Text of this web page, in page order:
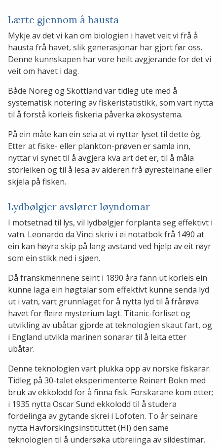
Lærte gjennom å hausta
Mykje av det vi kan om biologien i havet veit vi frå å
hausta frå havet, slik generasjonar har gjort før oss.
Denne kunnskapen har vore heilt avgjerande for det vi
veit om havet i dag.
Både Noreg og Skottland var tidleg ute med å
systematisk notering av fiskeristatistikk, som vart nytta
til å forstå korleis fiskeria påverka økosystema.
På ein måte kan ein seia at vi nyttar lyset til dette òg.
Etter at fiske- eller plankton-prøven er samla inn,
nyttar vi synet til å avgjera kva art det er, til å måla
storleiken og til å lesa av alderen frå øyresteinane eller
skjela på fisken.
Lydbølgjer avslører løyndomar
I motsetnad til lys, vil lydbølgjer forplanta seg effektivt i
vatn. Leonardo da Vinci skriv i ei notatbok frå 1490 at
ein kan høyra skip på lang avstand ved hjelp av eit røyr
som ein stikk ned i sjøen.
Då franskmennene seint i 1890 åra fann ut korleis ein
kunne laga ein høgtalar som effektivt kunne senda lyd
ut i vatn, vart grunnlaget for å nytta lyd til å frårøva
havet for fleire mysterium lagt. Titanic-forliset og
utvikling av ubåtar gjorde at teknologien skaut fart, og
i England utvikla marinen sonarar til å leita etter
ubåtar.
Denne teknologien vart plukka opp av norske fiskarar.
Tidleg på 30-talet eksperimenterte Reinert Bokn med
bruk av ekkolodd for å finna fisk. Forskarane kom etter;
i 1935 nytta Oscar Sund ekkolodd til å studera
fordelinga av gytande skrei i Lofoten. To år seinare
nytta Havforskingsinstituttet (HI) den same
teknologien til å undersøka utbreiinga av sildestimar.